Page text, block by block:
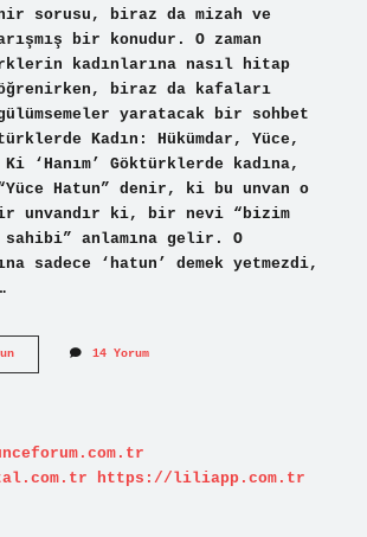
sorusu, biraz da mizah ve
bir konudur. O zaman
kadınlarına nasıl hitap
biraz da kafaları
yaratacak bir sohbet
Kadın: Hükümdar, Yüce,
‘Hanım’ Göktürklerde kadına,
“Yüce Hatun” denir, ki bu unvan o
unvandır ki, bir nevi “bizim
sahibi” anlamına gelir. O
sadece ‘hatun’ demek yetmezdi,
Göktürklerde14 Yorum
https://liliapp.com.tr